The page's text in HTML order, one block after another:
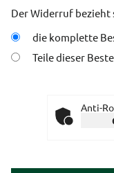
z.B.
Bestell-
oder
Der Widerruf bezieht
Angaben zur
die komplette
Teile dieser
Anti-